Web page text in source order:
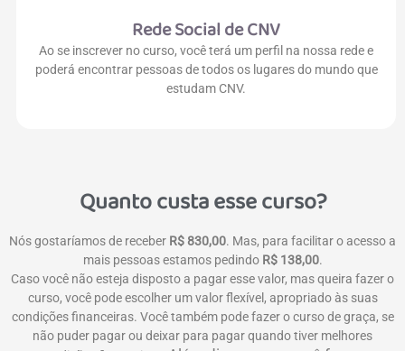
Rede Social de CNV
Ao se inscrever no curso, você terá um perfil na nossa rede e
poderá encontrar pessoas de todos os lugares do mundo que
estudam CNV.
Quanto custa esse curso?
Nós gostaríamos de receber R$ 830,00. Mas, para facilitar o acesso a
mais pessoas estamos pedindo R$ 138,00.
Caso você não esteja disposto a pagar esse valor, mas queira fazer o
curso, você pode escolher um valor flexível, apropriado às suas
condições financeiras. Você também pode fazer o curso de graça, se
não puder pagar ou deixar para pagar quando tiver melhores